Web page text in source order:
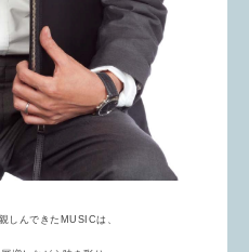
しんできたMUSICは、